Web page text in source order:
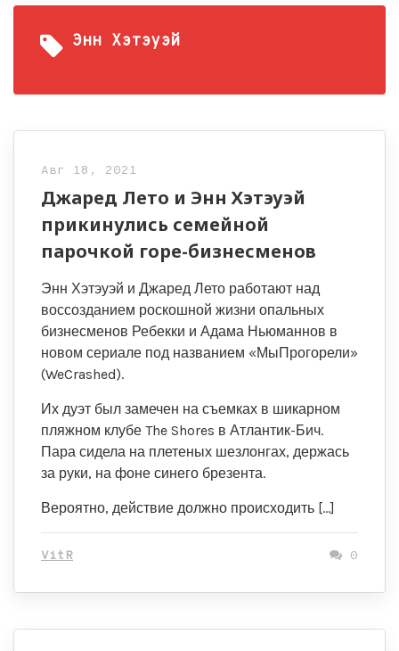
Энн Хэтэуэй
Авг 18, 2021
Джаред Лето и Энн Хэтэуэй
прикинулись семейной
парочкой горе-бизнесменов
Энн Хэтэуэй и Джаред Лето работают над
воссозданием роскошной жизни опальных
бизнесменов Ребекки и Адама Ньюманнов в
новом сериале под названием «МыПрогорели»
(WeCrashed).
Их дуэт был замечен на съемках в шикарном
пляжном клубе The Shores в Атлантик-Бич.
Пара сидела на плетеных шезлонгах, держась
за руки, на фоне синего брезента.
Вероятно, действие должно происходить […]
VitR 0